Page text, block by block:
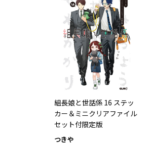
組長娘と世話係 16 ステッ
カー＆ミニクリアファイル
セット付限定版
つきや